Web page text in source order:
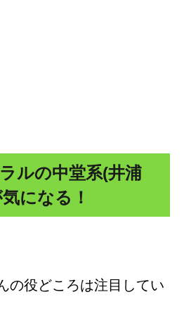
ルの中堂系(井浦
になる！
の役どころは注目してい